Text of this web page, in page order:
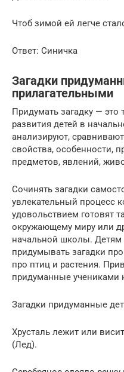
Чтоб зимой ей легче
Ответ: Синичка
Загадки
прилагательными
Придумать загадку — это
развития детей в
анализируют,
свойства, особенности,
предметов, явлений,
Сочинять загадки
увлекательный процесс
удовольствием готовят
окружающему миру или
начальной школы. Детям
придумывать загадки
про птиц и растения.
придуманные учениками
Загадки придуманные
Хрусталь лежит или
(Лед).